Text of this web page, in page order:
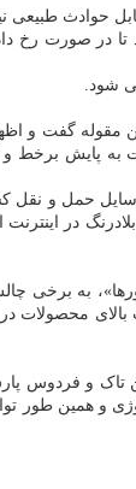
حوادث طبیعی
در صورت رخ
شود.
مقوله گفت و
حمل و نقل
و «بررسی وضعیت هواشناسی» به عنوان برخی
به برخی
بالای
و فردوس پارس
و همین طور